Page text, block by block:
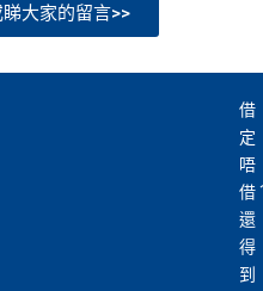
大家的留言>>
借
定
唔
借
還
得
到